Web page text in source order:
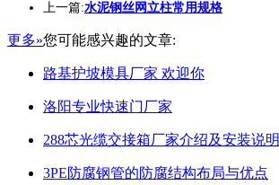
上一篇:水泥钢丝网立柱常用规格
更多»您可能感兴趣的文章:
路基护坡模具厂家 欢迎你
洛阳专业快速门厂家
288芯光缆交接箱厂家介绍及安装说明
3PE防腐钢管的防腐结构布局与优点